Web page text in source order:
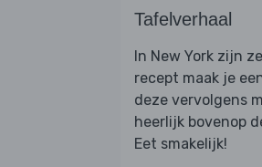
Tafelverhaal
In New York zijn
recept maak je
deze vervolgens
heerlijk bovenop
Eet smakelijk!